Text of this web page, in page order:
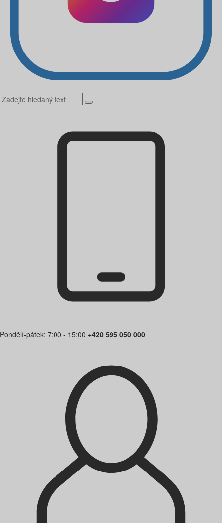
Pondělí-pátek: 7:00 - 15:00 +420 595 050 000